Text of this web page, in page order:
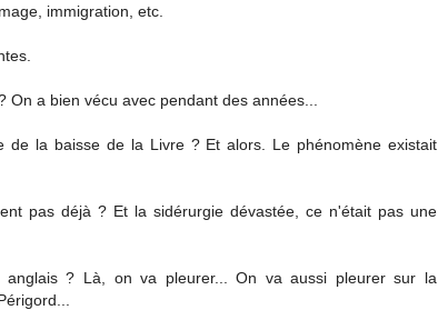
immigration, etc.
a bien vécu avec pendant des années...
de la baisse de la Livre ? Et alors. Le phénomène existait
pas déjà ? Et la sidérurgie dévastée, ce n'était pas une
anglais ? Là, on va pleurer... On va aussi pleurer sur la